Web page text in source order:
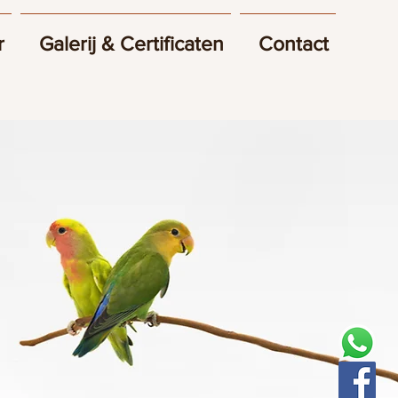
Galerij & Certificaten Contact